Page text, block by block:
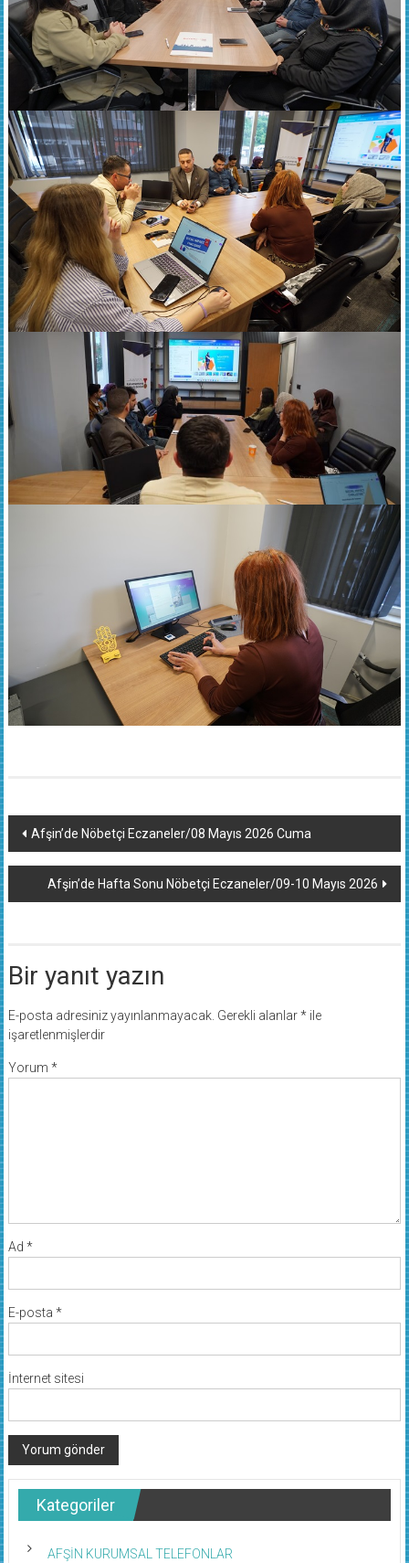
Yazı
dolaşımı
Afşin’de Nöbetçi Eczaneler/08 Mayıs 2026 Cuma
Afşin’de Hafta Sonu Nöbetçi Eczaneler/09-10 Mayıs 2026
Bir yanıt yazın
E-posta adresiniz yayınlanmayacak. Gerekli alanlar*ile
işaretlenmişlerdir
Yorum *
Ad *
E-posta *
İnternet sitesi
Kategoriler
AFŞİN KURUMSAL TELEFONLAR